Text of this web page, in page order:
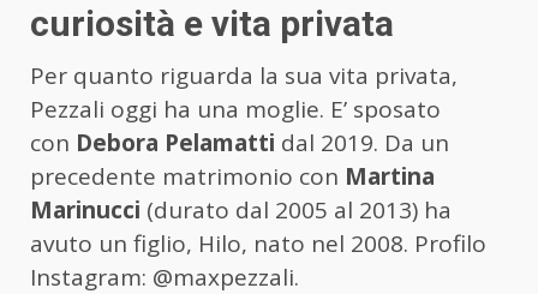
curiosità e vita privata
Per quanto riguarda la sua vita privata,
Pezzali oggi ha una moglie. E’ sposato
con Debora Pelamatti dal 2019. Da un
precedente matrimonio con Martina
Marinucci (durato dal 2005 al 2013) ha
avuto un figlio, Hilo, nato nel 2008. Profilo
Instagram: @maxpezzali.